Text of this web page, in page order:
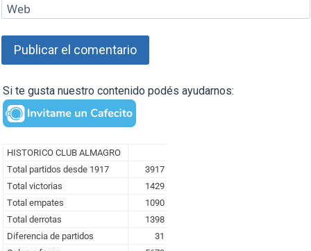
Web
Si te gusta nuestro contenido podés ayudarnos: